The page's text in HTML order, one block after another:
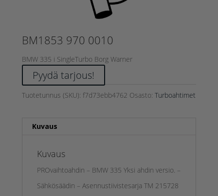
BM1853 970 0010
BMW 335 i SingleTurbo Borg Warner
Pyydä tarjous!
Tuotetunnus (SKU): f7d73ebb4762 Osasto: Turboahtimet
Kuvaus
Kuvaus
PROvaihtoahdin – BMW 335 Yksi ahdin versio. –
Sähkösäädin – Asennustiivistesarja TM 215728